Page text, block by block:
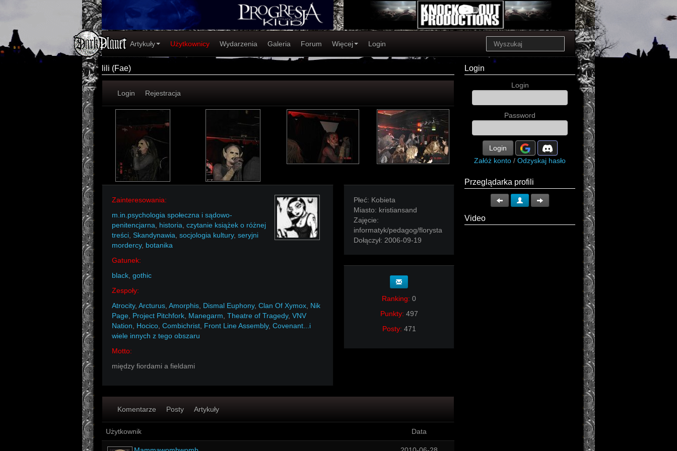
Artykuły Użytkownicy Wydarzenia Galeria Forum Więcej Login
lili (Fae)
Login Rejestracja
Zainteresowania:
m.in.psychologia społeczna i sądowo-
penitencjarna
historia czytanie książek o różnej
treści Skandynawia socjologia kultury, seryjni
mordercy, botanika
Gatunek:
black gothic
Zespoły:
Atrocity, Arcturus Amorphis Dismal Euphony, Clan Of Xymox Nik
Page Project Pitchfork Manegarm Theatre of Tragedy, VNV
Nation
Hocico Combichrist Front Line Assembly, Covenant...i
wiele innych z tego obszaru
Motto:
między fiordami a fieldami
Płeć: Kobieta
Miasto: kristiansand
Zajęcie:
informatyk/pedagog/florysta
Dołączył: 2006-09-19
Ranking: 0
Punkty: 497
Posty: 471
Komentarze Posty Artykuły
Użytkownik Data
Login
Login
Password
Login
Załóż konto / Odzyskaj hasło
Przeglądarka profili
Video